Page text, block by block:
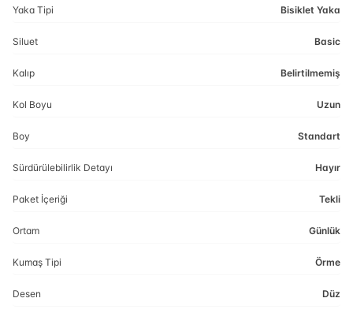
Yaka Tipi Bisiklet Yaka
Siluet Basic
Kalıp Belirtilmemiş
Kol Boyu Uzun
Boy Standart
Sürdürülebilirlik Detayı Hayır
Paket İçeriği Tekli
Ortam Günlük
Kumaş Tipi Örme
Desen Düz